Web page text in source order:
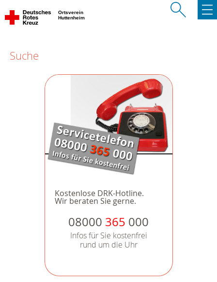
Ortsverein
Huttenheim
Suche
Kostenlose DRK-Hotline.
Wir beraten Sie gerne.
08000 365 000
Infos für Sie kostenfrei
rund um die Uhr